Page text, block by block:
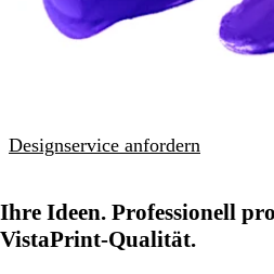
Designservice anfordern
Ihre Ideen. Professionell
VistaPrint-Qualität.